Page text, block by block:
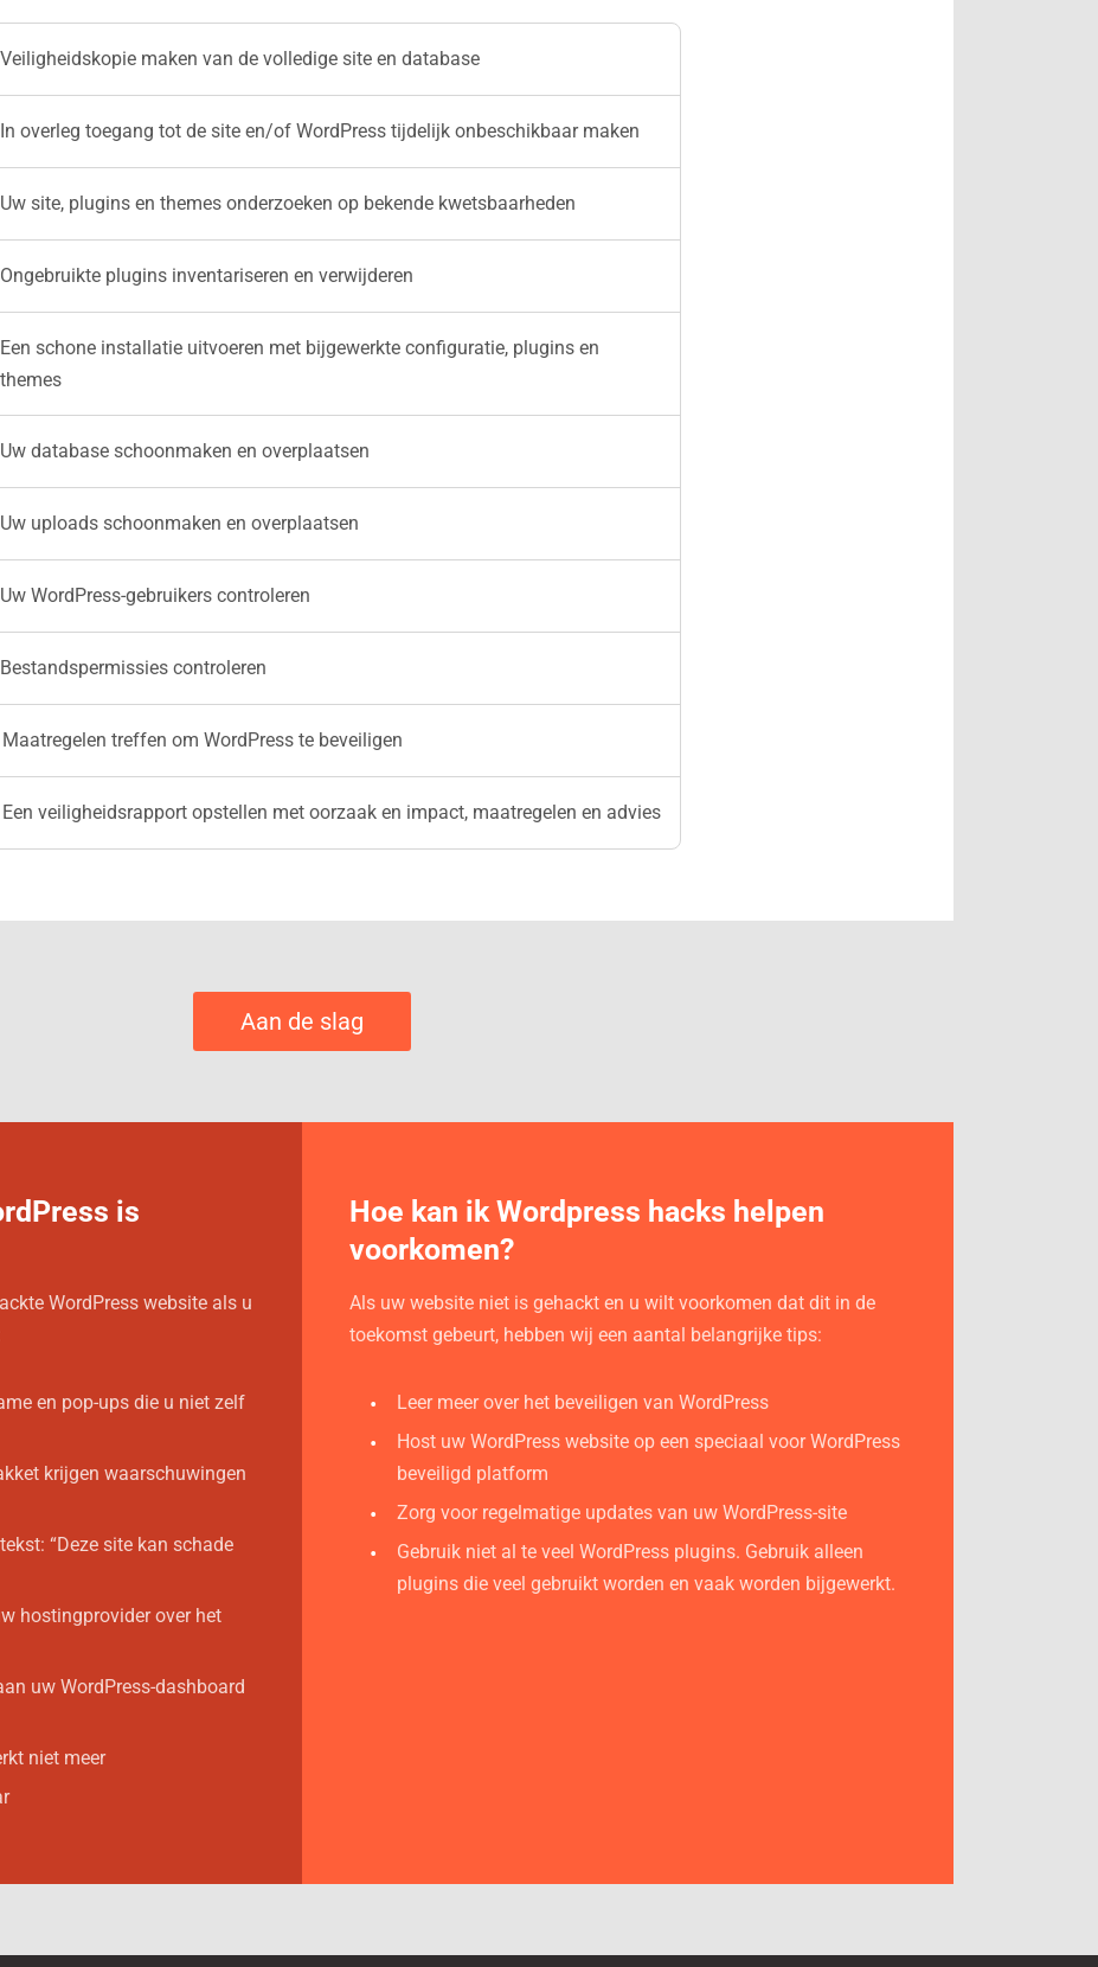
Veiligheidskopie maken van de volledige site en database
In overleg toegang tot de site en/of WordPress tijdelijk onbeschikbaar maken
Uw site, plugins en themes onderzoeken op bekende kwetsbaarheden
Ongebruikte plugins inventariseren en verwijderen
Een schone installatie uitvoeren met bijgewerkte configuratie, plugins en
themes
Uw database schoonmaken en overplaatsen
Uw uploads schoonmaken en overplaatsen
Uw WordPress-gebruikers controleren
Bestandspermissies controleren
Maatregelen treffen om WordPress te beveiligen
Een veiligheidsrapport opstellen met oorzaak en impact, maatregelen en advies
Aan de slag
is
WordPress website als u
en pop-ups die u niet zelf
krijgen waarschuwingen
“Deze site kan schade
hostingprovider over het
uw WordPress-dashboard
niet meer
Hoe kan ik Wordpress hacks helpen
voorkomen?
Als uw website niet is gehackt en u wilt voorkomen dat dit in de
toekomst gebeurt, hebben wij een aantal belangrijke tips:
Leer meer over het beveiligen van WordPress
Host uw WordPress website op een speciaal voor WordPress
beveiligd platform
Zorg voor regelmatige updates van uw WordPress-site
Gebruik niet al te veel WordPress plugins. Gebruik alleen
plugins die veel gebruikt worden en vaak worden bijgewerkt.